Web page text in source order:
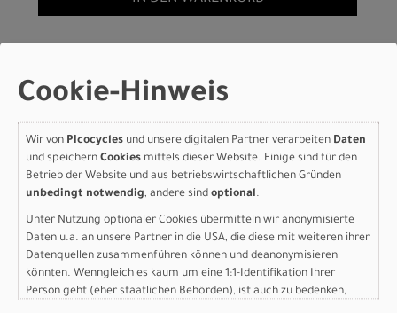
Frameset - FACT 12r
Carbon Desert
Rose/Quartz/Purple
Haze/Majesty
Blue/Lagoon
Blue/Metallic White 52
Modelljahr 2026
Nicht im Laden verfügbar - Jetzt anfragen!
Cookie-Hinweis
Wir von Picocycles und unsere digitalen Partner verarbeiten Daten
und speichern Cookies mittels dieser Website. Einige sind für den
Betrieb der Website und aus betriebswirtschaftlichen Gründen
unbedingt notwendig, andere sind optional.
Unter Nutzung optionaler Cookies übermitteln wir anonymisierte
Daten u.a. an unsere Partner in die USA, die diese mit weiteren ihrer
Datenquellen zusammenführen können und deanonymisieren
könnten. Wenngleich es kaum um eine 1:1-Identifikation Ihrer
Person geht (eher staatlichen Behörden), ist auch zu bedenken,